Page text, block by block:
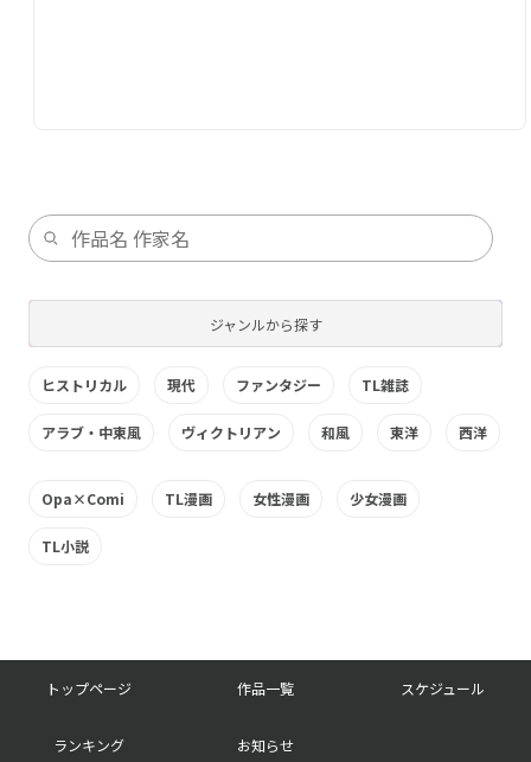
ジャンルから探す
ヒストリカル 現代 ファンタジー TL雑誌
アラブ・中東風 ヴィクトリアン 和風 東洋 西洋
Opa×Comi TL漫画 女性漫画 少女漫画
TL小説
トップページ 作品一覧 スケジュール
ランキング お知らせ